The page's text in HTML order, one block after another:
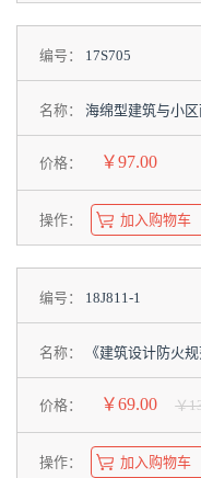
编号： 17S705
名称： 海绵型建筑与小
价格： ￥97.00
操作： 加入购物车
编号： 18J811-1
名称： 《建筑设计防火
价格： ￥69.00 ￥
操作： 加入购物车